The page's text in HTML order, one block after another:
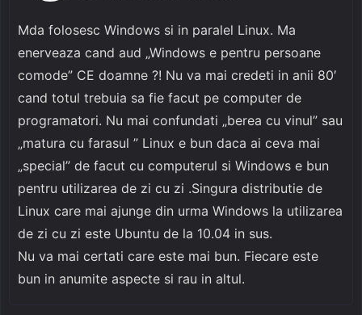
Mda folosesc Windows si in paralel Linux. Ma
enerveaza cand aud „Windows e pentru persoane
comode” CE doamne ?! Nu va mai credeti in anii 80′
cand totul trebuia sa fie facut pe computer de
programatori. Nu mai confundati „berea cu vinul” sau
„matura cu farasul ” Linux e bun daca ai ceva mai
„special” de facut cu computerul si Windows e bun
pentru utilizarea de zi cu zi .Singura distributie de
Linux care mai ajunge din urma Windows la utilizarea
de zi cu zi este Ubuntu de la 10.04 in sus.
Nu va mai certati care este mai bun. Fiecare este
bun in anumite aspecte si rau in altul.